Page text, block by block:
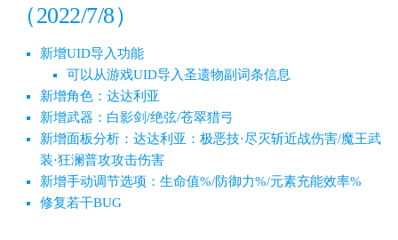
（2022/7/8）
新增UID导入功能
可以从游戏UID导入圣遗物副词条信息
新增角色：达达利亚
新增武器：白影剑/绝弦/苍翠猎弓
新增面板分析：达达利亚：极恶技·尽灭斩近战伤害/魔王武
装·狂澜普攻攻击伤害
新增手动调节选项：生命值%/防御力%/元素充能效率%
修复若干BUG